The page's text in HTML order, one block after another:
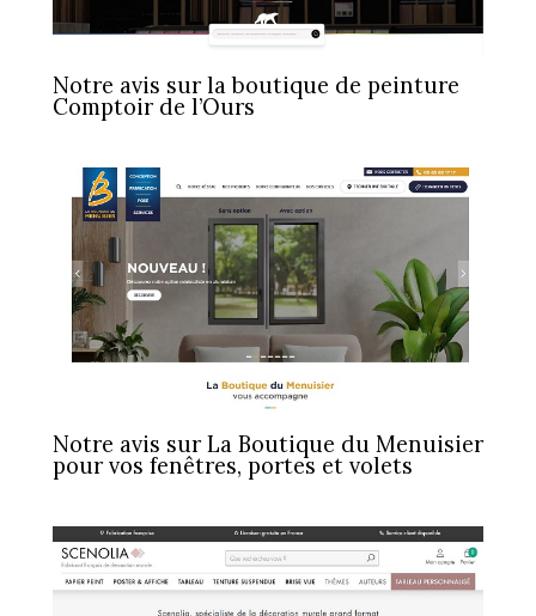
Notre avis sur la boutique de peinture
Comptoir de l’Ours
Notre avis sur La Boutique du Menuisier
pour vos fenêtres, portes et volets